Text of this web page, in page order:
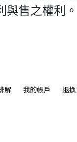
與售之權利。
解 我的帳戶 退